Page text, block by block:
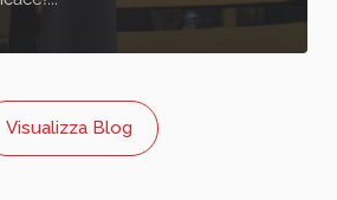
Visualizza Blog